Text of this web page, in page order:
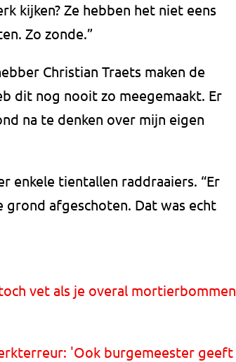
kijken? Ze hebben het niet eens
Zo zonde.”
Christian Traets maken de
dit nog nooit zo meegemaakt. Er
na te denken over mijn eigen
enkele tientallen raddraaiers. “Er
afgeschoten. Dat was echt
vet als je overal mortierbommen
'Ook burgemeester geeft